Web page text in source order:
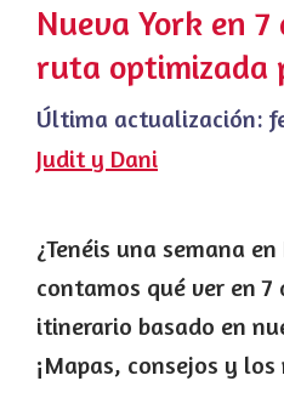
Nueva York en
ruta optimizada
Última actualización:
Judit y Dani
¿Tenéis una semana
contamos qué ver en 7
itinerario basado en
¡Mapas, consejos y